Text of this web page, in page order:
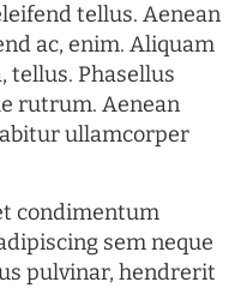
tellus. Aenean
ac, enim. Aliquam
tellus. Phasellus
rutrum. Aenean
ullamcorper
condimentum
sem neque
pulvinar, hendrerit